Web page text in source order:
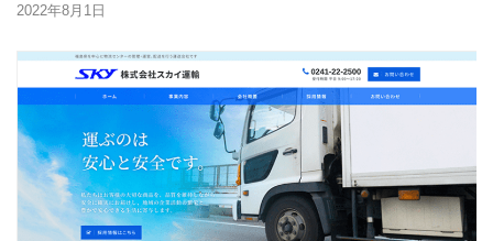
2022年8月1日